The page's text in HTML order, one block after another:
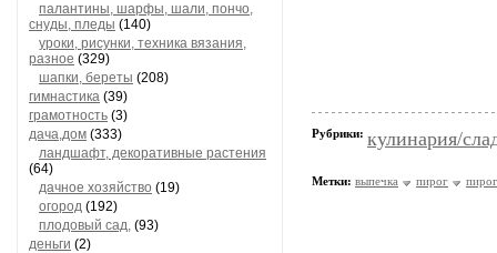
палантины, шарфы, шали, пончо,
снуды, пледы (140)
уроки, рисунки, техника вязания,
разное (329)
шапки, береты (208)
гимнастика (39)
грамотность (3)
дача,дом (333)
ландшафт, декоративные растения
(64)
дачное хозяйство (19)
огород (192)
плодовый сад, (93)
деньги (2)
Рубрики: кулинария/
Метки: выпечка пирог